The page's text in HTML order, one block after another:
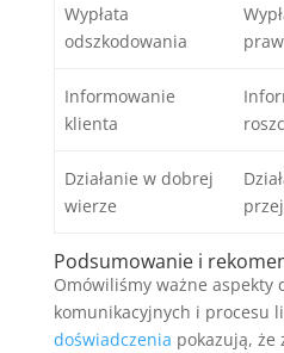
Wypłata
odszkodowania
Informowanie
klienta
Działanie w dobrej
wierze
Podsumowanie i
Omówiliśmy ważne aspekty
komunikacyjnych i procesu
doświadczenia pokazują,